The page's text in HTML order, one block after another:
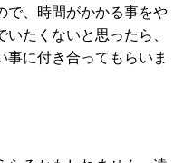
で、時間がかかる事をや
たくないと思ったら、
に付き合ってもらいま